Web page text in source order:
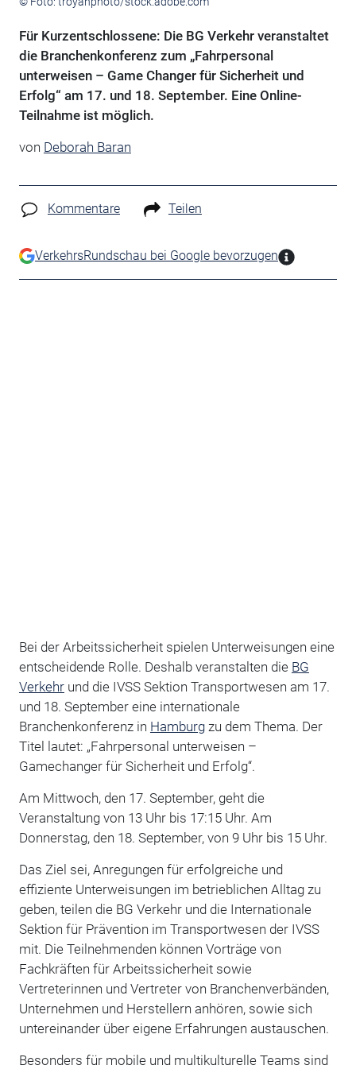
Für Kurzentschlossene: Die BG Verkehr veranstaltet
die Branchenkonferenz zum „Fahrpersonal
unterweisen – Game Changer für Sicherheit und
Erfolg“ am 17. und 18. September. Eine Online-
Teilnahme ist möglich.
von Deborah Baran
Kommentare Teilen
VerkehrsRundschau bei Google bevorzugen
Bei der Arbeitssicherheit spielen Unterweisungen eine
entscheidende Rolle. Deshalb veranstalten die BG
Verkehrund die IVSS Sektion Transportwesen am 17.
und 18. September eine internationale
Branchenkonferenz in Hamburgzu dem Thema. Der
Titel lautet: „Fahrpersonal unterweisen –
Gamechanger für Sicherheit und Erfolg“.
Am Mittwoch, den 17. September, geht die
Veranstaltung von 13 Uhr bis 17:15 Uhr. Am
Donnerstag, den 18. September, von 9 Uhr bis 15 Uhr.
Das Ziel sei, Anregungen für erfolgreiche und
effiziente Unterweisungen im betrieblichen Alltag zu
geben, teilen die BG Verkehr und die Internationale
Sektion für Prävention im Transportwesen der IVSS
mit. Die Teilnehmenden können Vorträge von
Fachkräften für Arbeitssicherheit sowie
Vertreterinnen und Vertreter von Branchenverbänden,
Unternehmen und Herstellern anhören, sowie sich
untereinander über eigene Erfahrungen austauschen.
Besonders für mobile und multikulturelle Teams sind